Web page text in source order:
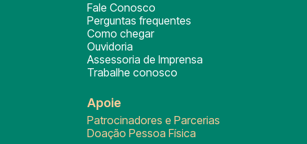
Fale Conosco
Perguntas frequentes
Como chegar
Ouvidoria
Assessoria de Imprensa
Trabalhe conosco
Apoie
Patrocinadores e Parcerias
Doação Pessoa Física